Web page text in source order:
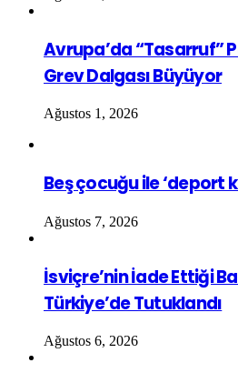
Avrupa’da “Tasarruf”
Grev Dalgası Büyüyor
Ağustos 1, 2026
Beş çocuğu ile ‘deport
Ağustos 7, 2026
İsviçre’nin İade Ettiği
Türkiye’de Tutuklandı
Ağustos 6, 2026